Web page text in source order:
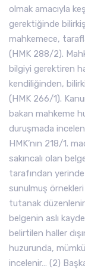
olmak amacıyla
gerektiğinde
mahkemece,
(HMK 288/2).
bilgiyi gerektiren
kendiliğinden,
(HMK 266/1).
bakan mahkeme
duruşmada
HMK’nın 218/1.
sakıncalı olan
tarafından
sunulmuş örnekleri
tutanak
belgenin aslı
belirtilen haller
huzurunda,
incelenir… (2)